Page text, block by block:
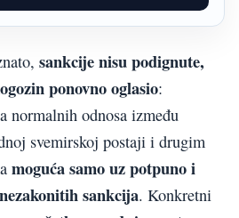
sankcije nisu podignute,
ponovno oglasio:
normalnih odnosa između
svemirskoj postaji i drugim
moguća samo uz potpuno i
sankcija. Konkretni